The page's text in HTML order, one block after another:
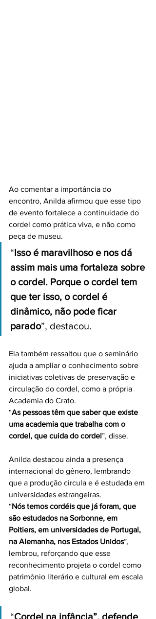
Ao comentar a importância do
encontro, Anilda afirmou que esse tipo
de evento fortalece a continuidade do
cordel como prática viva, e não como
peça de museu.
“Isso é maravilhoso e nos dá
assim mais uma fortaleza sobre
o cordel. Porque o cordel tem
que ter isso, o cordel é
dinâmico, não pode ficar
parado”, destacou.
Ela também ressaltou que o seminário
ajuda a ampliar o conhecimento sobre
iniciativas coletivas de preservação e
circulação do cordel, como a própria
Academia do Crato.
“As pessoas têm que saber que existe
uma academia que trabalha com o
cordel, que cuida do cordel”, disse.
Anilda destacou ainda a presença
internacional do gênero, lembrando
que a produção circula e é estudada em
universidades estrangeiras.
“Nós temos cordéis que já foram, que
são estudados na Sorbonne, em
Poitiers, em universidades de Portugal,
na Alemanha, nos Estados Unidos”,
lembrou, reforçando que esse
reconhecimento projeta o cordel como
patrimônio literário e cultural em escala
global.
“Cordel na infância”, defende